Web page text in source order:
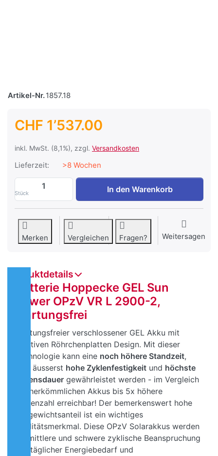
Artikel-Nr.1857.18
CHF 1’537.00
inkl. MwSt. (8,1%), zzgl. Versandkosten
Lieferzeit: >8 Wochen
Stück
Batterie Hoppecke Sun Power OPzV VR
In den Warenkorb
Merken Vergleichen Fragen? Weitersagen
Produktdetails
Batterie Hoppecke GEL Sun
Power OPzV VR L 2900-2,
wartungsfrei
Wartungsfreier verschlossener GEL Akku mit
positiven Röhrchenplatten Design. Mit dieser
Technologie kann eine noch höhere Standzeit,
eine äusserst hohe Zyklenfestigkeit und höchste
Lebensdauer gewährleistet werden - im Vergleich
mit herkömmlichen Akkus bis 5x höhere
Zyklenzahl erreichbar! Der bemerkenswert hohe
Bleigewichtsanteil ist ein wichtiges
Qualitätsmerkmal. Diese OPzV Solarakkus werden
für mittlere und schwere zyklische Beanspruchung
wie täglicher Energiebedarf und